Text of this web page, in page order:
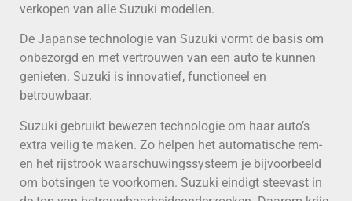
verkopen van alle Suzuki modellen.
De Japanse technologie van Suzuki vormt de basis om
onbezorgd en met vertrouwen van een auto te kunnen
genieten. Suzuki is innovatief, functioneel en
betrouwbaar.
Suzuki gebruikt bewezen technologie om haar auto’s
extra veilig te maken. Zo helpen het automatische rem-
en het rijstrook waarschuwingssysteem je bijvoorbeeld
om botsingen te voorkomen. Suzuki eindigt steevast in